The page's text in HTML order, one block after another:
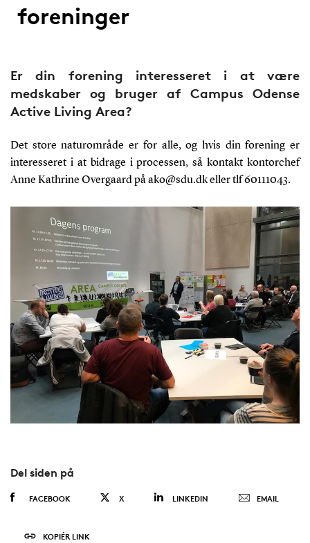
foreninger
Er din forening interesseret i at være
medskaber og bruger af Campus Odense
Active Living Area?
Det store naturområde er for alle, og hvis din forening er
interesseret i at bidrage i processen, så kontakt kontorchef
Anne Kathrine Overgaard påako@sdu.dkeller tlf 60111043.
Del siden på
FACEBOOK X LINKEDIN EMAIL
KOPIÉR LINK